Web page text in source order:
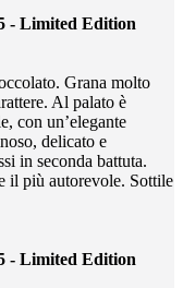
- Limited Edition
Grana molto
Al palato è
con un’elegante
delicato e
in seconda battuta.
il più autorevole. Sottile
- Limited Edition